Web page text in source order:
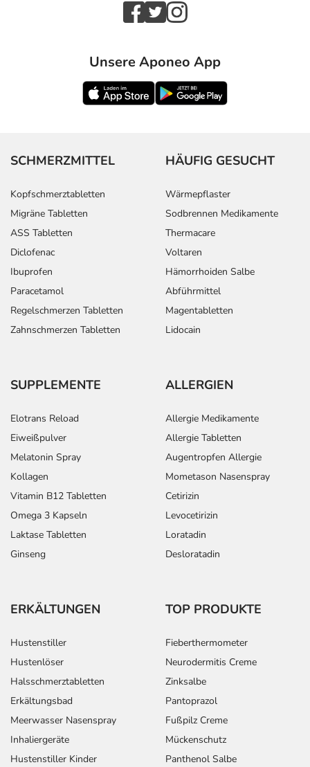
Unsere Aponeo App
SCHMERZMITTEL
Kopfschmerztabletten
Migräne Tabletten
ASS Tabletten
Diclofenac
Ibuprofen
Paracetamol
Regelschmerzen Tabletten
Zahnschmerzen Tabletten
HÄUFIG GESUCHT
Wärmepflaster
Sodbrennen Medikamente
Thermacare
Voltaren
Hämorrhoiden Salbe
Abführmittel
Magentabletten
Lidocain
SUPPLEMENTE
Elotrans Reload
Eiweißpulver
Melatonin Spray
Kollagen
Vitamin B12 Tabletten
Omega 3 Kapseln
Laktase Tabletten
Ginseng
ALLERGIEN
Allergie Medikamente
Allergie Tabletten
Augentropfen Allergie
Mometason Nasenspray
Cetirizin
Levocetirizin
Loratadin
Desloratadin
ERKÄLTUNGEN
Hustenstiller
Hustenlöser
Halsschmerztabletten
Erkältungsbad
Meerwasser Nasenspray
Inhaliergeräte
Hustenstiller Kinder
TOP PRODUKTE
Fieberthermometer
Neurodermitis Creme
Zinksalbe
Pantoprazol
Fußpilz Creme
Mückenschutz
Panthenol Salbe